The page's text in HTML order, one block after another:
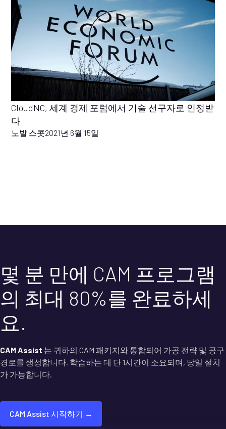
CloudNC, 세계 경제 포럼에서 기술 선구자로 인정받
다
노발 스콧2021년 6월 15일
몇 분 만에 CAM 프로그램
의 최대 80%를 완료하세
요.
CAM Assist 는 귀하의 CAM 패키지와 통합되어 가공 전략 및 공구
경로를 생성합니다. 학습하는 데 단 1시간이 소요되며, 당일 설치
가 가능합니다.
CAM Assist 시작하기 →